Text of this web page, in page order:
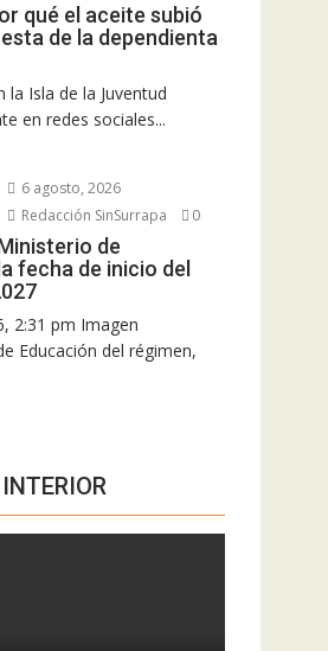
qué el aceite subió
de la dependienta
la Isla de la Juventud
en redes sociales...
6 agosto, 2026
Redacción SinSurrapa
0
de
fecha de inicio del
2:31 pm Imagen
Educación del régimen,